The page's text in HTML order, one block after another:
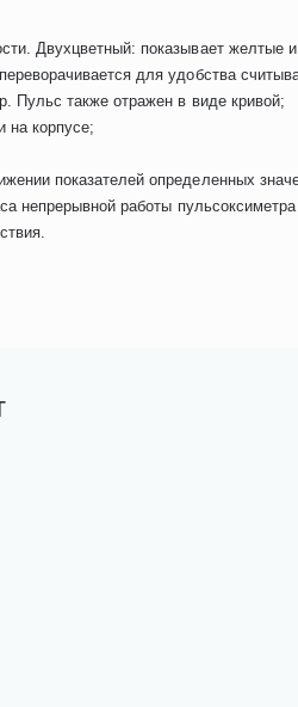
Двухцветный: показывает желтые
для удобства
Пульс также отражен в виде кривой;
на корпусе;
показателей определенных
непрерывной работы